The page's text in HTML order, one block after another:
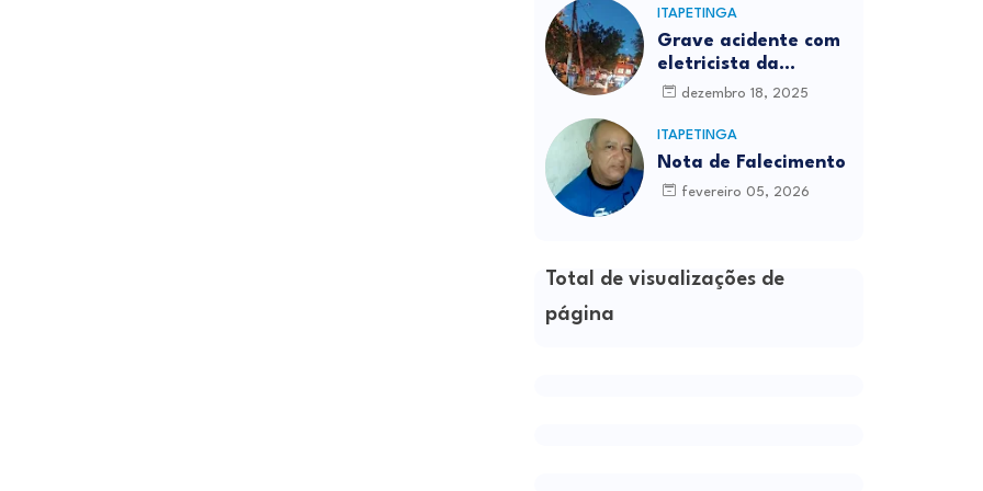
ITAPETINGA
Grave acidente com
eletricista da
Prefeitura é
Itapetinga
dezembro 18, 2025
ITAPETINGA
Nota de Falecimento
fevereiro 05, 2026
Total de visualizações de
página